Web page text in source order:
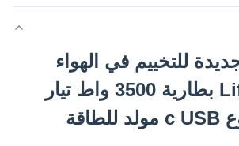
للتخييم في الهواء
الطلق Lifepo4 بطارية 3500 واط تيار
متردد من النوع c USB مولد للطاقة